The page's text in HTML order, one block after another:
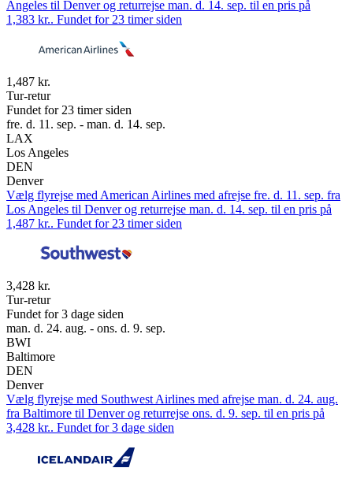
Angeles til Denver og returrejse man. d. 14. sep. til en pris på
1,383 kr.. Fundet for 23 timer siden
1,487 kr.
Tur-retur
Fundet for 23 timer siden
fre. d. 11. sep. - man. d. 14. sep.
LAX
Los Angeles
DEN
Denver
Vælg flyrejse med American Airlines med afrejse fre. d. 11. sep. fra
Los Angeles til Denver og returrejse man. d. 14. sep. til en pris på
1,487 kr.. Fundet for 23 timer siden
3,428 kr.
Tur-retur
Fundet for 3 dage siden
man. d. 24. aug. - ons. d. 9. sep.
BWI
Baltimore
DEN
Denver
Vælg flyrejse med Southwest Airlines med afrejse man. d. 24. aug.
fra Baltimore til Denver og returrejse ons. d. 9. sep. til en pris på
3,428 kr.. Fundet for 3 dage siden